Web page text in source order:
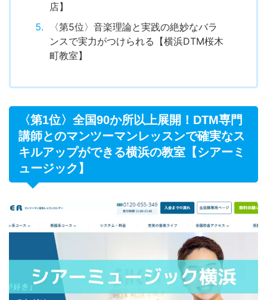
店】
〈第5位〉音楽理論と実践の絶妙なバラ
ンスで実力がつけられる【横浜DTM桜木
町教室】
〈第1位〉全国90か所以上展開！DTM専門
講師とのマンツーマンレッスンで確実なス
キルアップができる横浜の教室【シアーミ
ュージック】